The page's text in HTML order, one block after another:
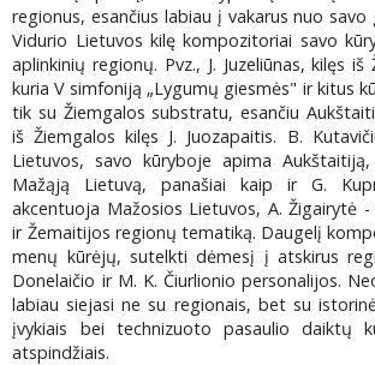
regionus, esančius labiau į vakarus nuo
Vidurio Lietuvos kilę kompozitoriai savo
aplinkinių regionų. Pvz., J. Juzeliūnas, kilęs
kuria V simfoniją „Lygumų giesmės" ir kitus
tik su Žiemgalos substratu, esančiu
iš Žiemgalos kilęs J. Juozapaitis. B.
Lietuvos, savo kūryboje apima Aukštaitiją,
Mažąją Lietuvą, panašiai kaip ir G.
akcentuoja Mažosios Lietuvos, A. Žigairytė
ir Žemaitijos regionų tematiką. Daugelį
menų kūrėjų, sutelkti dėmesį į atskirus
Donelaičio ir M. K. Čiurlionio personalijos.
labiau siejasi ne su regionais, bet su
įvykiais bei technizuoto pasaulio daiktų
atspindžiais.